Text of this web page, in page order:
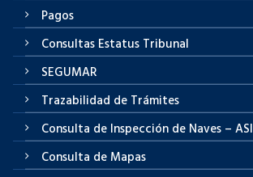
Pagos
Consultas Estatus Tribunal
SEGUMAR
Trazabilidad de Trámites
Consulta de Inspección de Naves – ASI
Consulta de Mapas